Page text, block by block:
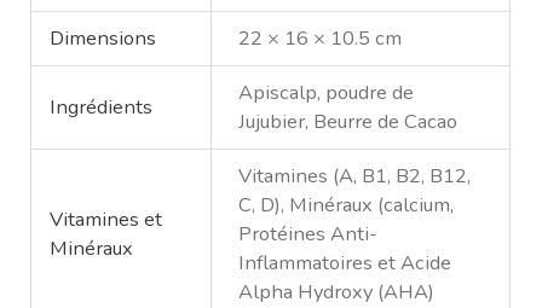
Dimensions
22 × 16 × 10.5 cm
Ingrédients
Apiscalp, poudre de
Jujubier, Beurre de Cacao
Vitamines et
Minéraux
Vitamines (A, B1, B2, B12,
C, D), Minéraux (calcium,
Protéines Anti-
Inflammatoires et Acide
Alpha Hydroxy (AHA)